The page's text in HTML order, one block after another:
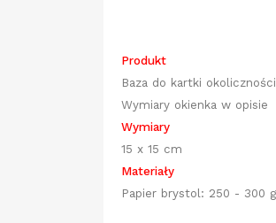
Produkt
Baza do kartki
Wymiary okienka w opisie
Wymiary
15 x 15 cm
Materiały
Papier brystol: 250 - 300